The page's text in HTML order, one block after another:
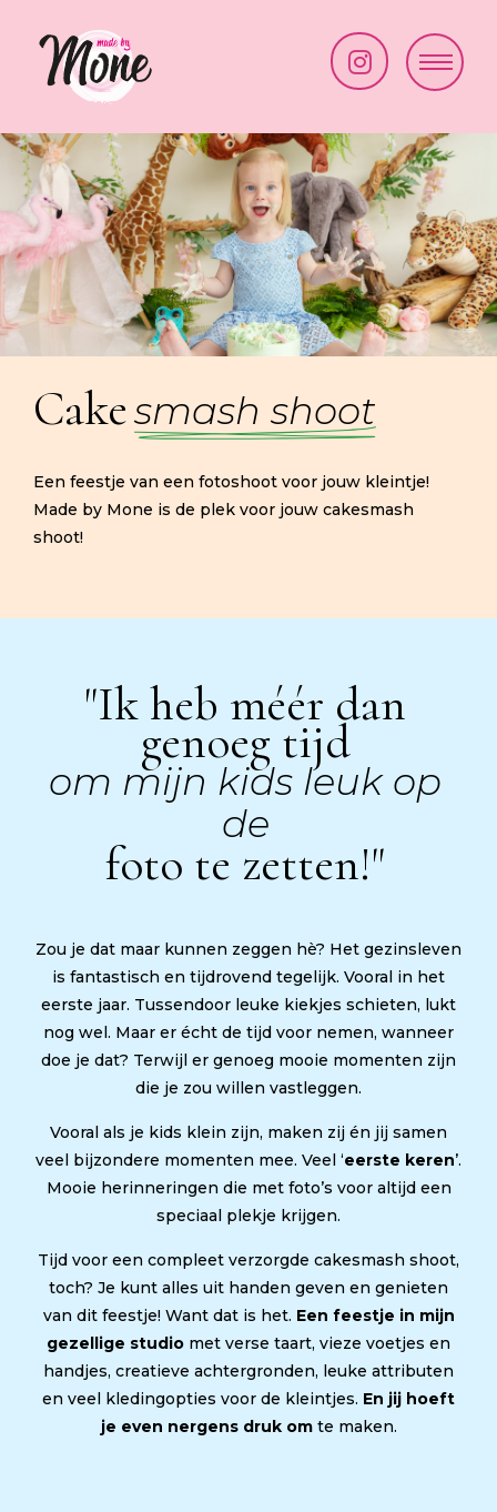
Paintsmash
Cakesmash
New Born
Minishoots
Kraaivenstraat 25-19
5048 AB Tilburg
simone@madebymone.nl
06 41 50 53 35
Bekijk route
Cakesmash shoot
Een feestje van een fotoshoot voor jouw kleintje!
Made by Mone is de plek voor jouw cakesmash
shoot!
"Ik heb méér dan
genoeg tijd
om mijn kids leuk op
de
foto te zetten!"
Zou je dat maar kunnen zeggen hè? Het gezinsleven
is fantastisch en tijdrovend tegelijk. Vooral in het
eerste jaar. Tussendoor leuke kiekjes schieten, lukt
nog wel. Maar er écht de tijd voor nemen, wanneer
doe je dat? Terwijl er genoeg mooie momenten zijn
die je zou willen vastleggen.
Vooral als je kids klein zijn, maken zij én jij samen
veel bijzondere momenten mee. Veel ‘eerste keren’.
Mooie herinneringen die met foto’s voor altijd een
speciaal plekje krijgen.
Tijd voor een compleet verzorgde cakesmash shoot,
toch? Je kunt alles uit handen geven en genieten
van dit feestje! Want dat is het. Een feestje in mijn
gezellige studio met verse taart, vieze voetjes en
handjes, creatieve achtergronden, leuke attributen
en veel kledingopties voor de kleintjes. En jij hoeft
je even nergens druk om te maken.